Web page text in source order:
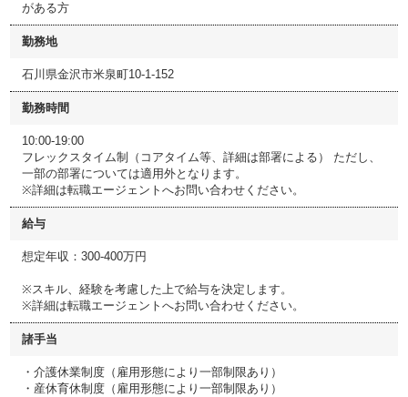
がある方
勤務地
石川県金沢市米泉町10-1-152
勤務時間
10:00-19:00
フレックスタイム制（コアタイム等、詳細は部署による） ただし、
一部の部署については適用外となります。
※詳細は転職エージェントへお問い合わせください。
給与
想定年収：300-400万円
※スキル、経験を考慮した上で給与を決定します。
※詳細は転職エージェントへお問い合わせください。
諸手当
・介護休業制度（雇用形態により一部制限あり）
・産休育休制度（雇用形態により一部制限あり）